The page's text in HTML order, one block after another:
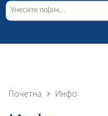
Почетна Инфо